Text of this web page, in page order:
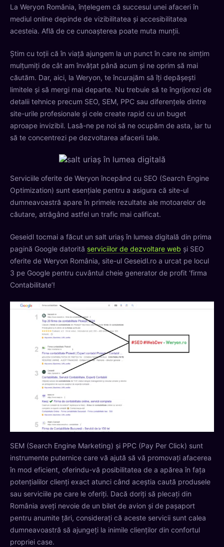
La Weryon România, înțelegem că succesul unei afaceri în
mediul online depinde de vizibilitatea și accesibilitatea
acesteia. Află de ce cunoașterea poate muta munții.
Știm cu toții că în viață ajungem la un punct în care ne simțim
mulțumiți de cât am învățat până acum și ne oprim să mai
căutăm. Dar, aici, la Weryon, te încurajăm să îți depășești
limitele și să mergi mai departe. Nu trebuie să te îngrijorezi de
detalii tehnice precum SEO, SEM, PPC sau diferențele dintre
site-urile profesionale și cele create rapid cu un buget
aproape invizibil. Lasă-ne pe noi să ne ocupăm de asta, iar tu
să te concentrezi pe dezvoltarea afacerii tale.
Serviciile oferite de Weryon începând cu SEO (Search Engine
Optimization) sunt esențiale pentru a asigura că site-ul
dumneavoastră apare în primele rezultate ale motoarelor de
căutare, atrăgând astfel un trafic mai calificat.
Geseidl tocmai a făcut un salt uriaș în lumea digitală din prima
pagină Google datorită serviciilor de dezvoltare web și SEO
oferite de Weryon România, site-ul Geseidl.ro a urcat pe locul
3 pe Google pentru cuvântul cheie generator de profit ‘firma
Contabilitate’!
SEM (Search Engine Marketing) și PPC (Pay Per Click) sunt
instrumente puternice care vă ajută să vă promovați afacerea
în mod eficient, oferindu-vă posibilitatea de a apărea în fața
potențialilor clienți exact atunci când aceștia caută produsele
sau serviciile pe care le oferiți. Dacă doriți să plecați din
România aveți nevoie de un bilet de avion și de pașaport
pentru anumite țări, considerați că aceste servicii sunt calea
dumneavoastră să ajungeți la inimile clienților din confortul
propriei case.